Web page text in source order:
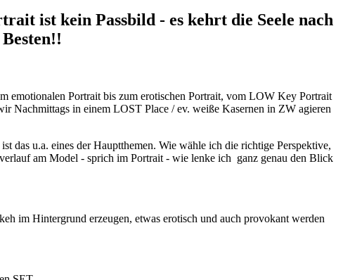
ist kein Passbild - es kehrt die Seele nach
emotionalen Portrait bis zum erotischen Portrait, vom LOW Key Portrait
Nachmittags in einem LOST Place / ev. weiße Kasernen in ZW agieren
das u.a. eines der Hauptthemen. Wie wähle ich die richtige Perspektive,
am Model - sprich im Portrait - wie lenke ich ganz genau den Blick
im Hintergrund erzeugen, etwas erotisch und auch provokant werden